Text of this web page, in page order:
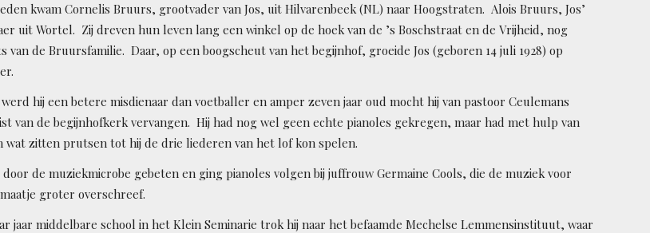
kwam Cornelis Bruurs, grootvader van Jos, uit Hilvarenbeek (NL) naar Hoogstraten. Alois Bruurs, Jos’
uit Wortel. Zij dreven hun leven lang een winkel op de hoek van de ’s Boschstraat en de Vrijheid, nog
van de Bruursfamilie. Daar, op een boogscheut van het begijnhof, groeide Jos (geboren 14 juli 1928) op
hij een betere misdienaar dan voetballer en amper zeven jaar oud mocht hij van pastoor Ceulemans
van de begijnhofkerk vervangen. Hij had nog wel geen echte pianoles gekregen, maar had met hulp van
wat zitten prutsen tot hij de drie liederen van het lof kon spelen.
de muziekmicrobe gebeten en ging pianoles volgen bij juffrouw Germaine Cools, die de muziek voor
groter overschreef.
jaar middelbare school in het Klein Seminarie trok hij naar het befaamde Mechelse Lemmens­instituut, waar